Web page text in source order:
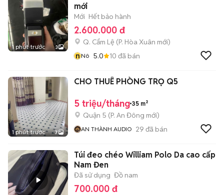
1 phút trước 3
mới
Mới Hết bảo hành
2.600.000 đ
Q. Cẩm Lệ (P. Hòa Xuân mới)
nNô 5.0 10 đã bán
1 phút trước 7
CHO THUÊ PHÒNG TRỌ Q5
5 triệu/tháng 35 m²
Quận 5 (P. An Đông mới)
AN THÀNH AUDIO 29 đã bán
Túi đeo chéo William Polo Da cao cấp
Nam Đen
Đã sử dụng Đồ nam
700.000 đ